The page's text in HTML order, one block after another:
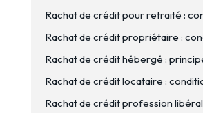
Rachat de crédit pour retraité :
Rachat de crédit propriétaire :
Rachat de crédit hébergé :
Rachat de crédit locataire :
Rachat de crédit profession